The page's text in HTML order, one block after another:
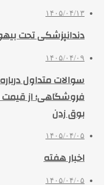
۱۴۰۵/۰۴/۱۳
دندانپزشکی تحت
۱۴۰۵/۰۴/۰۹
سوالات متداول
فروشگاهی؛ از
بوق زدن
۱۴۰۵/۰۴/۰۵
اخبار هفته
۱۴۰۵/۰۴/۰۵